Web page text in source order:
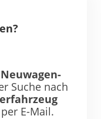
Neuwagen-
Suche nach
E-Mail.